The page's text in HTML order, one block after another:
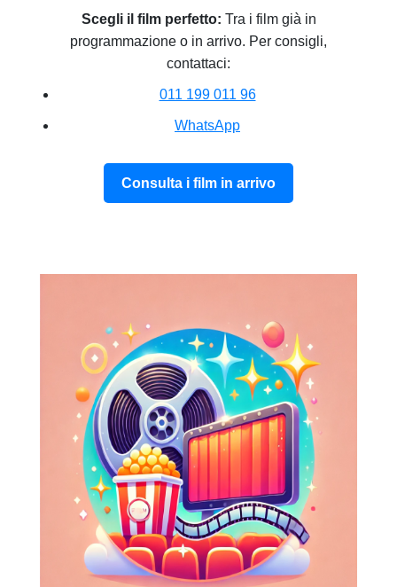
Scegli il film perfetto: Tra i film già in
programmazione o in arrivo. Per consigli,
contattaci:
011 199 011 96
WhatsApp
Consulta i film in arrivo